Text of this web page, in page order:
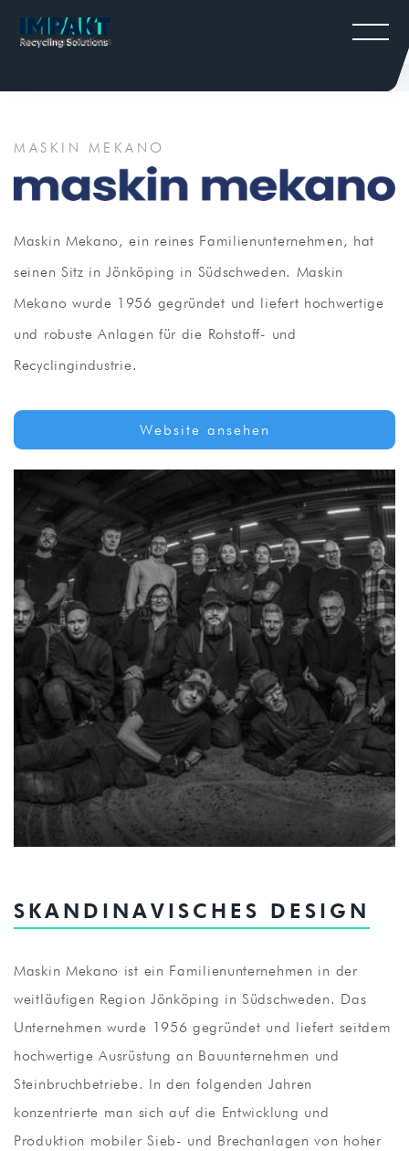
MASKIN MEKANO
Maskin Mekano, ein reines Familienunternehmen, hat
seinen Sitz in Jönköping in Südschweden. Maskin
Mekano wurde 1956 gegründet und liefert hochwertige
und robuste Anlagen für die Rohstoff- und
Recyclingindustrie.
Website ansehen
SKANDINAVISCHES DESIGN
Maskin Mekano ist ein Familienunternehmen in der
weitläufigen Region Jönköping in Südschweden. Das
Unternehmen wurde 1956 gegründet und liefert seitdem
hochwertige Ausrüstung an Bauunternehmen und
Steinbruchbetriebe. In den folgenden Jahren
konzentrierte man sich auf die Entwicklung und
Produktion mobiler Sieb- und Brechanlagen von hoher